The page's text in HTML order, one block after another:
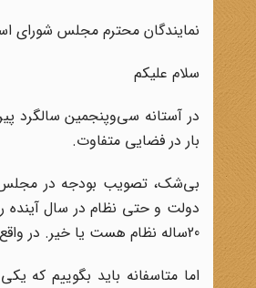
نمایندگان محترم مجلس شورای
سلام علیکم
در آستانه سی‌وپنجمین سالگرد
بار در فضایی متفاوت.
بی‌شک، تصویب بودجه در مجلس
دولت و حتی نظام در سال آینده
20ساله نظام هست یا خیر. در واقع، تصویب بودجه، شکل عملیاتی شده حرکت نظام در راستای اهداف والای جمهوری اسلامی است.
اما متاسفانه باید بگوییم که